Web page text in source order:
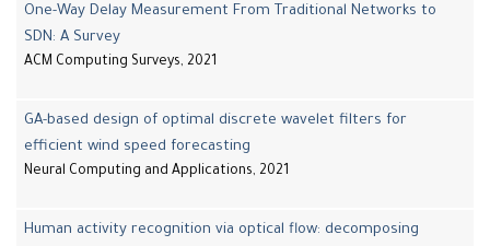
One-Way Delay Measurement From Traditional Networks to
SDN: A Survey
ACM Computing Surveys, 2021
GA-based design of optimal discrete wavelet filters for
efficient wind speed forecasting
Neural Computing and Applications, 2021
Human activity recognition via optical flow: decomposing